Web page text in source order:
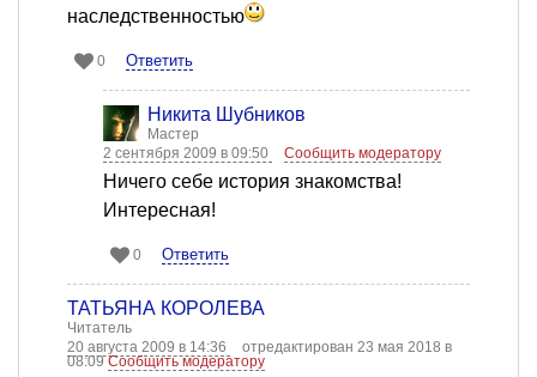
наследственностью
0 Ответить
Никита Шубников
Мастер
2 сентября 2009 в 09:50
Сообщить модератору
Ничего себе история знакомства!
Интересная!
0 Ответить
ТАТЬЯНА КОРОЛЕВА
Читатель
20 августа 2009 в 14:36
отредактирован 23 мая 2018 в
08:09Сообщить модератору